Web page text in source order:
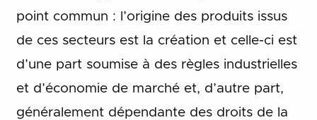
point commun : l’origine des produits issus
de ces secteurs est la création et celle-ci est
d’une part soumise à des règles industrielles
et d’économie de marché et, d’autre part,
généralement dépendante des droits de la